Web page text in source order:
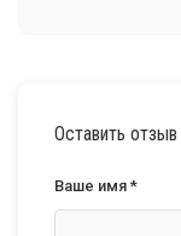
Оставить отзыв
Ваше имя *